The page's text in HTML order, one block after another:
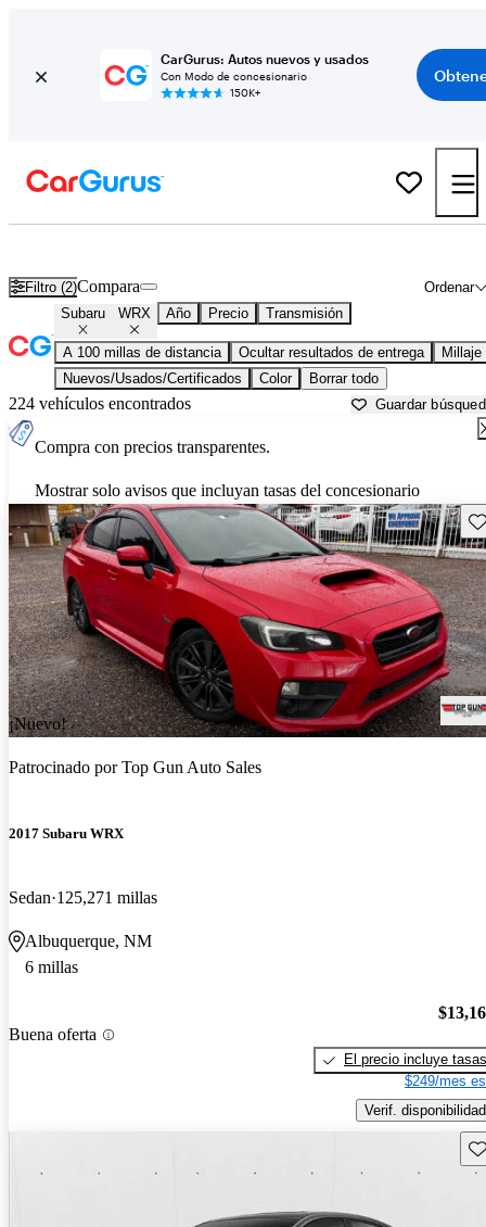
CarGurus: Autos nuevos y usados
Con Modo de concesionario
150K+
Filtro (2) Ordenar
Compara
Subaru WRX Año Precio Transmisión
A 100 millas de distancia Ocultar resultados de entrega
Millaje
Nuevos/Usados/Certificados
Color Borrar todo
224 vehículos encontrados Guardar
Compra con precios transparentes.
Mostrar solo avisos que incluyan tasas del concesionario
¡Nuevo!
Patrocinado porTop Gun Auto Sales
2017 Subaru WRX
Sedan 125,271 millas
Albuquerque, NM
6 millas
Buena oferta
El precio incluye tasas
$249/mes
Verif. disponibilidad